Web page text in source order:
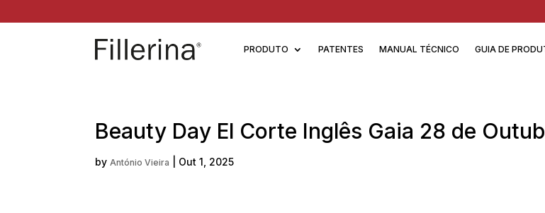
PRODUTO PATENTES MANUAL TÉCNICO GUIA DE
Beauty Day El Corte Inglês Gaia 28 de
by António Vieira Out 1, 2025